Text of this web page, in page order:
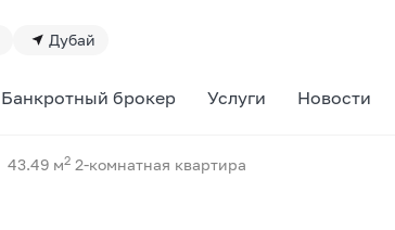
Дубай
Банкротный брокер Услуги Новости
43.49 м2 2-комнатная квартира